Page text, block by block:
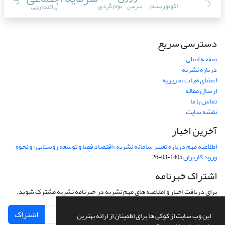
این وب سایت از کوکی ها برای اطمینان از ارائه بهترین
اکوتوریسم بوم گردی پراکنده‌رویی سرعین
دسترسی سریع
صفحه اصلی
درباره نشریه
اعضای هیات تحریریه
ارسال مقاله
تماس با ما
نقشه سایت
آخرین اخبار
اطلاعیه مهم درباره تغییر سامانه نشریه «اقتصاد فضا و توسعه روستایی» و نحوه
ورود کاربران1405-03-26
اشتراک خبرنامه
برای دریافت اخبار و اطلاعیه های مهم نشریه در خبرنامه نشریه مشترک شوید.
اشتراک